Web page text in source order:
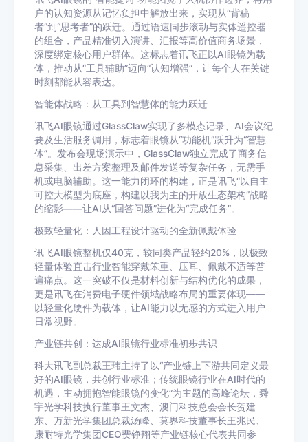
户的认知资源从记忆负担中解放出来，实现从“背稿
者”到“思考者”的跃迁。通过语速同步滚动与实体遥控器
的组合，产品精准切入演讲、汇报等高价值商务场景，
深度绑定核心用户群体。这标志着讯飞正以AI眼镜为载
体，推动从“工具辅助”迈向“认知增强”，让每个人在关键
时刻都能从容表达。
智能体战略：从工具到智慧体的能力跃迁
讯飞AI眼镜通过GlassClaw实现了多模态记录、AI会议纪
要及生活服务调用，标志着眼镜从“功能机”跃升为“智慧
体”。发布会现场演示中，GlassClaw独立完成了商务信
息采集、出差方案整理及邮件发送等复杂任务，无需手
机或电脑辅助。这一能力闭环的构建，正是讯飞“以自主
可控大模型为底座，构建以我为主的开放生态架构”战略
的缩影——让AI从“回答问题”进化为“完成任务”。
极致轻量化：人因工程设计驱动的全新佩戴体验
讯飞AI眼镜整机仅40克，较同类产品轻约20%，以极致
轻量体验直击行业智能穿戴笨重、压耳、佩戴不适等普
遍痛点。这一突破不仅是材料创新与结构优化的成果，
更是讯飞在消费电子硬件领域战略布局的重要体现——
以轻量化硬件为载体，让AI能力以无感的方式进入用户
日常视野。
产业链共创：达成AI眼镜行业标准初步共识
科大讯飞副总裁王玮主持了以“产业链上下游共同定义最
好的AI眼镜，共创行业标准；传统眼镜行业在AI时代的
机遇，主动拥抱智能眼镜的变化”为主题的高峰论坛，舜
宇光学科技执行董事王文杰、澳门科技总会会长贺建
东、万新光学集团总裁汤峰、莫界科技董事长王兆民、
康耐特光学集团CEO费铮翔等产业链核心代表共同参